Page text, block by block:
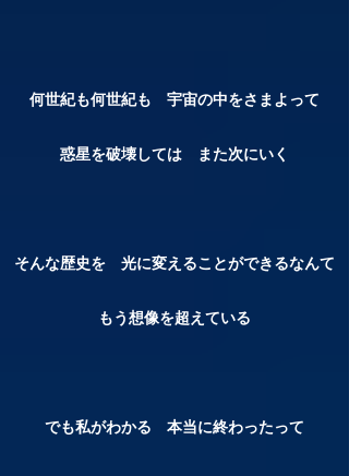
何世紀も何世紀も 宇宙の中をさまよって
惑星を破壊しては また次にいく
そんな歴史を 光に変えることができるなんて
もう想像を超えている
でも私がわかる 本当に終わったって